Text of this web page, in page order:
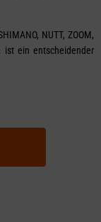
NUTT, ZOOM,
ist ein entscheidender